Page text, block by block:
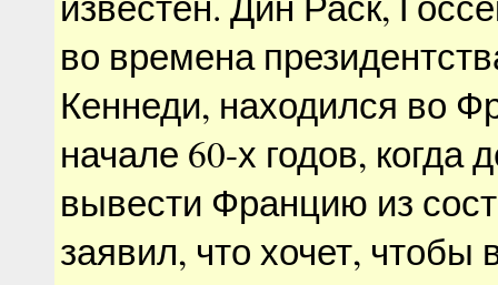
во времена
Кеннеди, находился во
начале 60-х годов, когда
вывести Францию из
заявил, что хочет, чтобы